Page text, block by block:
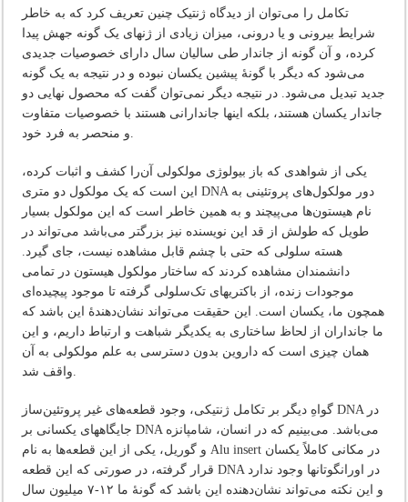
تکامل را می‌توان از دیدگاه ژنتیک چنین تعریف کرد که به خاطر
شرایط بیرونی و یا درونی، میزان زیادی از ژنهای یک گونه جهش پیدا
کرده، و آن گونه از جاندار طی سالیان سال دارای خصوصیات جدیدی
می‌شود که دیگر با گونۀ پیشین یکسان نبوده و در نتیجه به یک گونه
جدید تبدیل می‌شود. در نتیجه دیگر نمی‌توان گفت که محصول نهایی دو
جاندار یکسان هستند، بلکه اینها جاندارانی هستند با خصوصیات متفاوت
و منحصر به فرد خود.
یکی از شواهدی که باز بیولوژی مولکولی آن‌را کشف و اثبات کرده،
این است که یک مولکول دو متری DNA دور مولکول‌های پروتئینی به
نام هیستون‌ها می‌پیچند و به همین خاطر است که این مولکول بسیار
طویل که طولش از قد این نویسنده نیز بزرگتر می‌باشد می‌تواند در
هسته سلولی که حتی با چشم قابل مشاهده نیست، جای گیرد.
دانشمندان مشاهده کردند که ساختار مولکول هیستون در تمامی
موجودات زنده، از باکتریهای تک‌سلولی گرفته تا موجود پیچیده‌ای
همچون ما، یکسان است. این حقیقت می‌تواند نشان‌دهندۀ این باشد که
ما جانداران از لحاظ ساختاری به یکدیگر شباهت و ارتباط داریم، و این
همان چیزی است که داروین بدون دسترسی به علم مولکولی به آن
واقف شد.
گواهِ دیگر بر تکامل ژنتیکی، وجود قطعه‌های غیر پروتئین‌ساز DNA در
جایگاههای یکسانی بر DNA می‌باشد. می‌بینیم که در انسان، شامپانزه
و گوریل، یکی از این قطعه‌ها به نام Alu insert در مکانی کاملاً یکسان
قرار گرفته، در صورتی که این قطعه DNA در اورانگوتانها وجود ندارد
و این نکته می‌تواند نشان‌دهنده این باشد که گونۀ ما ۱۲-۷ میلیون سال